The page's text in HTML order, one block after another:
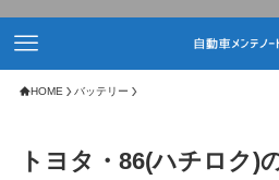
HOME バッテリー
トヨタ・86(ハチロク)